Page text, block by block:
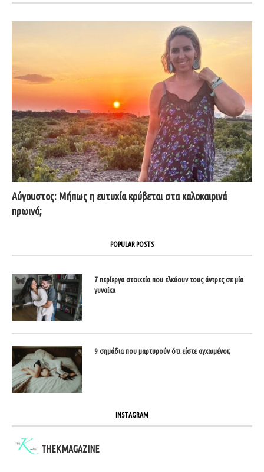
Αύγουστος: Μήπως η ευτυχία κρύβεται στα καλοκαιρινά
πρωινά;
POPULAR POSTS
7 περίεργα στοιχεία που ελκύουν τους άντρες σε μία
γυναίκα
9 σημάδια που μαρτυρούν ότι είστε αγχωμένοι;
INSTAGRAM
THEKMAGAZINE